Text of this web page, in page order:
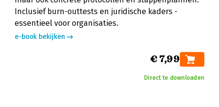
Inclusief burn-outtests en juridische kaders -
essentieel voor organisaties.
e-book bekijken
€ 7,99
Direct te downloaden